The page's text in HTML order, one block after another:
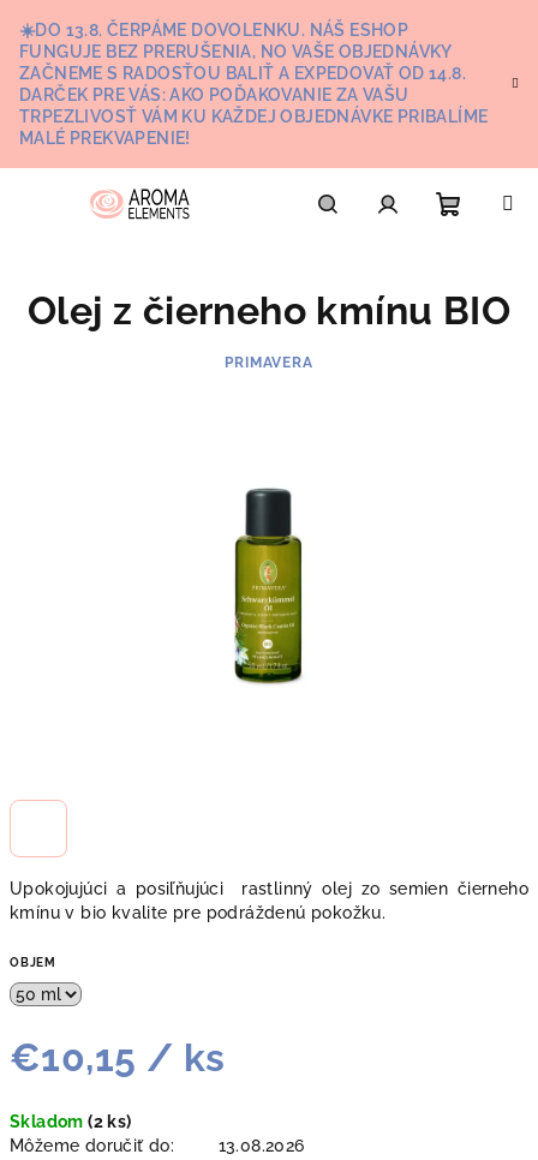
obsah
☀️DO 13.8. ČERPÁME DOVOLENKU. NÁŠ ESHOP
FUNGUJE BEZ PRERUŠENIA, NO VAŠE OBJEDNÁVKY
ZAČNEME S RADOSŤOU BALIŤ A EXPEDOVAŤ OD 14.8.
DARČEK PRE VÁS: AKO POĎAKOVANIE ZA VAŠU
TRPEZLIVOSŤ VÁM KU KAŽDEJ OBJEDNÁVKE PRIBALÍME
MALÉ PREKVAPENIE!
košík
Upokojujúci a posiľňujúci rastlinný olej zo semien čierneho
kmínu v bio kvalite pre podráždenú pokožku.
OBJEM
€10,15 / ks
cena:
Skladom(2 ks)
Môžeme doručiť do:
13.08.2026
Olej z čierneho kmínu BIO
PRIMAVERA